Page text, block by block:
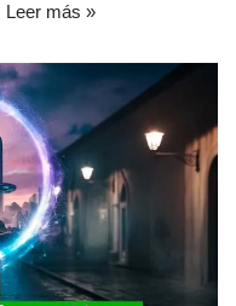
Leer más »